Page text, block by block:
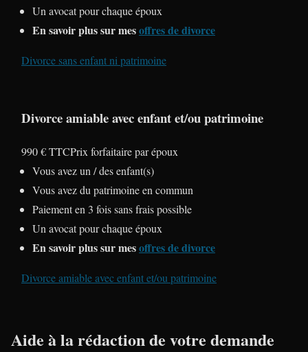
Un avocat pour chaque époux
En savoir plus sur mesoffres de divorce
Divorce sans enfant ni patrimoine
Divorce amiable avec enfant et/ou patrimoine
990 € TTCPrix forfaitaire par époux
Vous avez un / des enfant(s)
Vous avez du patrimoine en commun
Paiement en 3 fois sans frais possible
Un avocat pour chaque époux
En savoir plus sur mesoffres de divorce
Divorce amiable avec enfant et/ou patrimoine
Aide à la rédaction de votre demande